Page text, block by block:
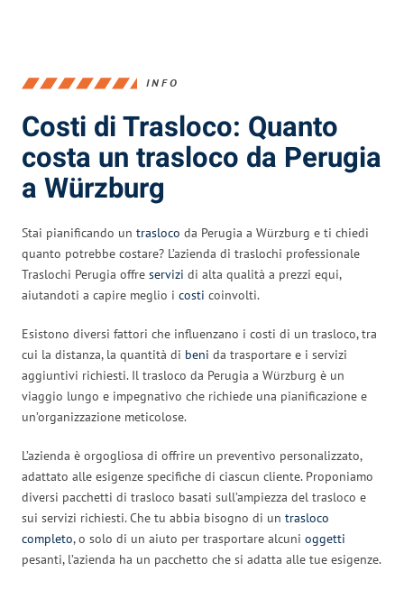
INFO
Costi di Trasloco: Quanto
costa un trasloco da Perugia
a Würzburg
Stai pianificando un trasloco da Perugia a Würzburg e ti chiedi
quanto potrebbe costare? L’azienda di traslochi professionale
Traslochi Perugia offre servizi di alta qualità a prezzi equi,
aiutandoti a capire meglio i costi coinvolti.
Esistono diversi fattori che influenzano i costi di un trasloco, tra
cui la distanza, la quantità di beni da trasportare e i servizi
aggiuntivi richiesti. Il trasloco da Perugia a Würzburg è un
viaggio lungo e impegnativo che richiede una pianificazione e
un’organizzazione meticolose.
L’azienda è orgogliosa di offrire un preventivo personalizzato,
adattato alle esigenze specifiche di ciascun cliente. Proponiamo
diversi pacchetti di trasloco basati sull’ampiezza del trasloco e
sui servizi richiesti. Che tu abbia bisogno di un trasloco
completo, o solo di un aiuto per trasportare alcuni oggetti
pesanti, l’azienda ha un pacchetto che si adatta alle tue esigenze.